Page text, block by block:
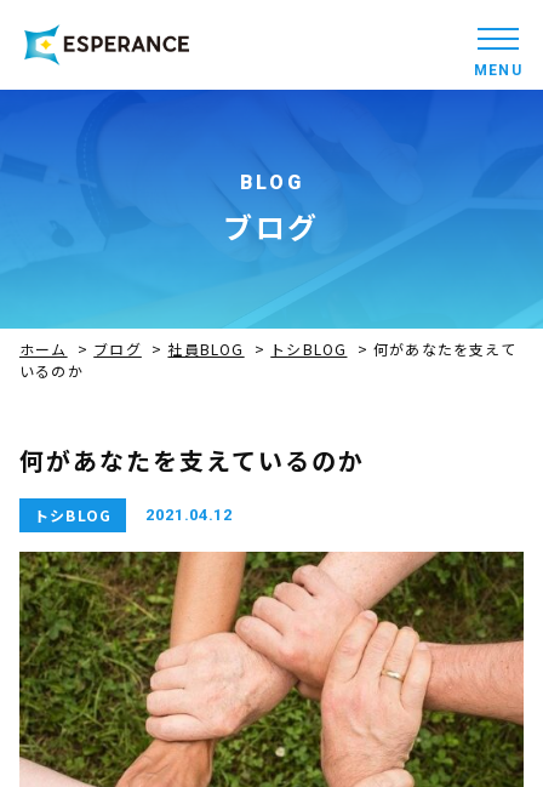
MENU
BLOG
ブログ
ホーム > ブログ > 社員BLOG > トシBLOG >何があなたを支えて
いるのか
何があなたを支えているのか
トシBLOG 2021.04.12